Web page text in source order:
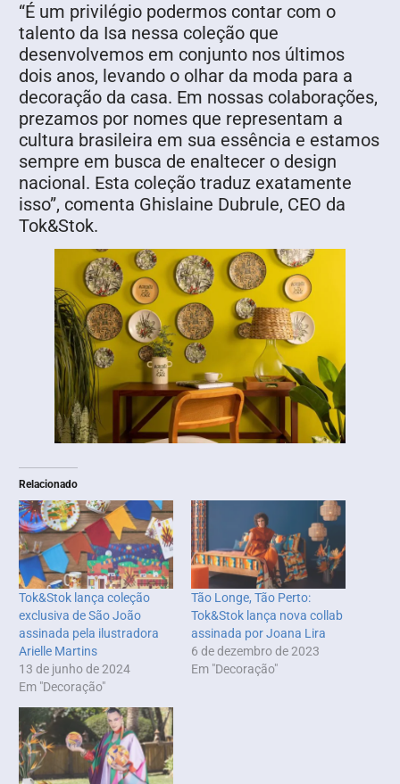
“É um privilégio podermos contar com o
talento da Isa nessa coleção que
desenvolvemos em conjunto nos últimos
dois anos, levando o olhar da moda para a
decoração da casa. Em nossas colaborações,
prezamos por nomes que representam a
cultura brasileira em sua essência e estamos
sempre em busca de enaltecer o design
nacional. Esta coleção traduz exatamente
isso”, comenta Ghislaine Dubrule, CEO da
Tok&Stok.
Relacionado
Tok&Stok lança coleção
exclusiva de São João
assinada pela ilustradora
Arielle Martins
13 de junho de 2024
Em "Decoração"
Tão Longe, Tão Perto:
Tok&Stok lança nova collab
assinada por Joana Lira
6 de dezembro de 2023
Em "Decoração"